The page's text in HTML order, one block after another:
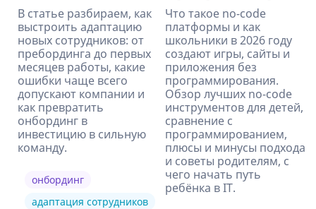
В статье разбираем, как
выстроить адаптацию
новых сотрудников: от
пребординга до первых
месяцев работы, какие
ошибки чаще всего
допускают компании и
как превратить
онбординг в
инвестицию в сильную
команду.
онбординг
адаптация сотрудников
Что такое no-code
платформы и как
школьники в 2026 году
создают игры, сайты и
приложения без
программирования.
Обзор лучших no-code
инструментов для детей,
сравнение с
программированием,
плюсы и минусы подхода
и советы родителям, с
чего начать путь
ребёнка в IT.